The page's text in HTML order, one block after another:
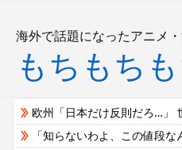
海外で話題になったアニメ
もちもちも